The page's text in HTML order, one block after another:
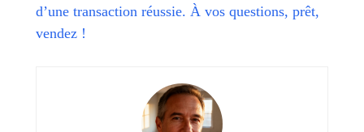
d’une transaction réussie. À vos questions, prêt,
vendez !